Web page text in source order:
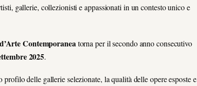
gallerie, collezionisti e appassionati in un contesto unico e
Contemporanea torna per il secondo anno consecutivo
2025.
delle gallerie selezionate, la qualità delle opere esposte e